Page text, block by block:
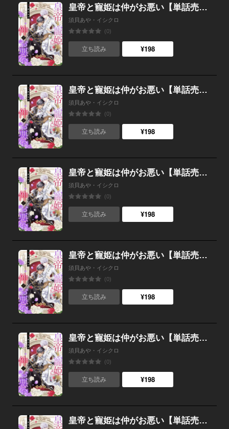
皇帝と寵姫は仲がお悪い【単話売】 6話
須貝あや・イシクロ
(0)
立ち読み ¥198
皇帝と寵姫は仲がお悪い【単話売】 5話
須貝あや・イシクロ
(0)
立ち読み ¥198
皇帝と寵姫は仲がお悪い【単話売】 4話
須貝あや・イシクロ
(0)
立ち読み ¥198
皇帝と寵姫は仲がお悪い【単話売】 3話
須貝あや・イシクロ
(0)
立ち読み ¥198
皇帝と寵姫は仲がお悪い【単話売】 2話
須貝あや・イシクロ
(0)
立ち読み ¥198
皇帝と寵姫は仲がお悪い【単話売】 1話